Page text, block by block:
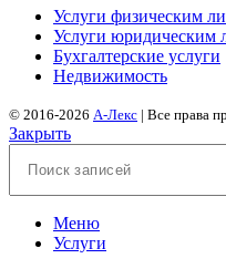
Услуги физическим
Услуги юридическим
Бухгалтерские услуги
Недвижимость
© 2016-2026 А-Лекс | Все права
Закрыть
Меню
Услуги